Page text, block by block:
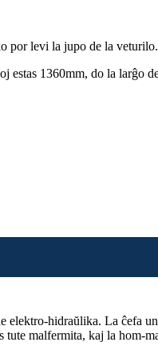
por levi la jupo de la veturilo.
estas 1360mm, do la larĝo
hidraŭlika. La ĉefa
malfermita, kaj la hom-